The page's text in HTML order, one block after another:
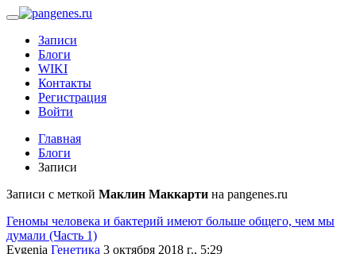
Записи
Блоги
WIKI
Контакты
Регистрация
Войти
Главная
Блоги
Записи
Записи с меткой Маклин Маккарти на pangenes.ru
Геномы человека и бактерий имеют больше общего, чем мы
думали (Часть 1)
Evgenia Генетика 3 октября 2018 г., 5:29